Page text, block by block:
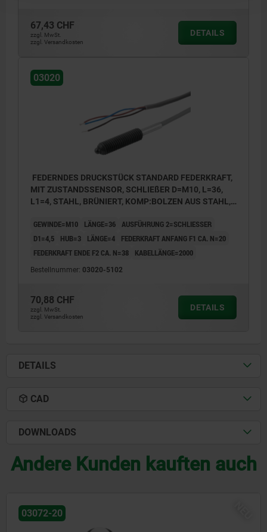
67,43 CHF
zzgl. MwSt.
zzgl. Versandkosten
DETAILS
03020
FEDERNDES DRUCKSTÜCK STANDARD FEDERKRAFT,
MIT ZUSTANDSSENSOR, SCHLIEßER D=M10, L=36,
L1=4, STAHL, BRÜNIERT, KOMP:BOLZEN AUS STAHL,
GEWINDE=M10 LÄNGE=36 AUSFÜHRUNG 2=SCHLIESSER
D1=4,5
HUB=3 LÄNGE=4
FEDERKRAFT ANFANG F1 CA. N=20
FEDERKRAFT ENDE F2 CA. N=38
KABELLÄNGE=2000
Bestellnummer: 03020-5102
70,88 CHF
zzgl. MwSt.
zzgl. Versandkosten
DETAILS
DETAILS
CAD
DOWNLOADS
Andere Kunden kauften auch
NEU